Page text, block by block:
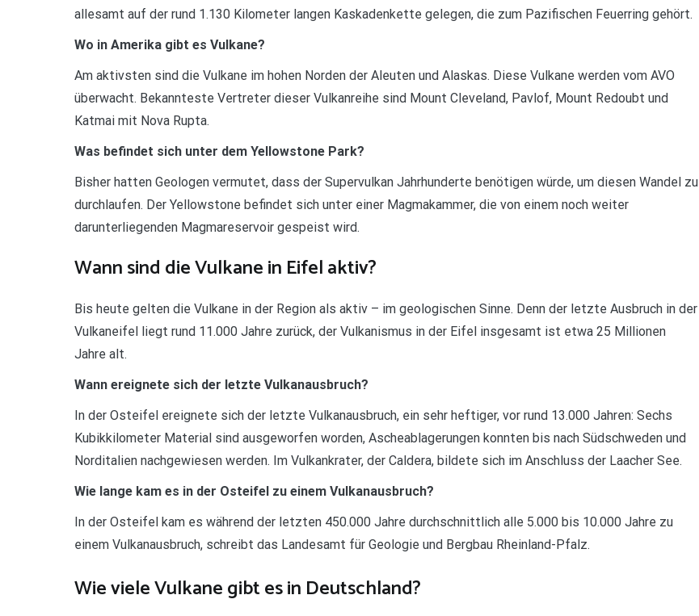
allesamt auf der rund 1.130 Kilometer langen Kaskadenkette gelegen, die zum Pazifischen Feuerring gehört.
Wo in Amerika gibt es Vulkane?
Am aktivsten sind die Vulkane im hohen Norden der Aleuten und Alaskas. Diese Vulkane werden vom AVO
überwacht. Bekannteste Vertreter dieser Vulkanreihe sind Mount Cleveland, Pavlof, Mount Redoubt und
Katmai mit Nova Rupta.
Was befindet sich unter dem Yellowstone Park?
Bisher hatten Geologen vermutet, dass der Supervulkan Jahrhunderte benötigen würde, um diesen Wandel zu
durchlaufen. Der Yellowstone befindet sich unter einer Magmakammer, die von einem noch weiter
darunterliegenden Magmareservoir gespeist wird.
Wann sind die Vulkane in Eifel aktiv?
Bis heute gelten die Vulkane in der Region als aktiv – im geologischen Sinne. Denn der letzte Ausbruch in der
Vulkaneifel liegt rund 11.000 Jahre zurück, der Vulkanismus in der Eifel insgesamt ist etwa 25 Millionen
Jahre alt.
Wann ereignete sich der letzte Vulkanausbruch?
In der Osteifel ereignete sich der letzte Vulkanausbruch, ein sehr heftiger, vor rund 13.000 Jahren: Sechs
Kubikkilometer Material sind ausgeworfen worden, Ascheablagerungen konnten bis nach Südschweden und
Norditalien nachgewiesen werden. Im Vulkankrater, der Caldera, bildete sich im Anschluss der Laacher See.
Wie lange kam es in der Osteifel zu einem Vulkanausbruch?
In der Osteifel kam es während der letzten 450.000 Jahre durchschnittlich alle 5.000 bis 10.000 Jahre zu
einem Vulkanausbruch, schreibt das Landesamt für Geologie und Bergbau Rheinland-Pfalz.
Wie viele Vulkane gibt es in Deutschland?